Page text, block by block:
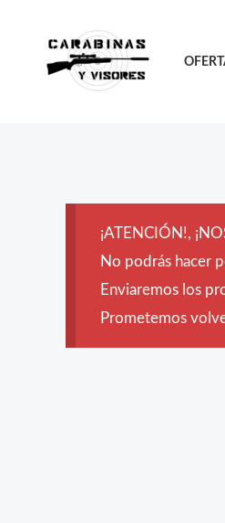
contenido
¡ATENCIÓN!,
No podrás hacer
Enviaremos los
Prometemos